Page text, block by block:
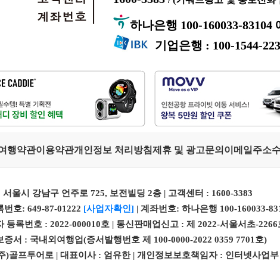
하나은행 100-160033-
기업은행 : 100-1544-
행약관이용약관개인정보 처리방침제휴 및 광고문의 이메일주소
울시 강남구 언주로 725, 보전빌딩 2층 | 고객센터 : 1600-3383
번호: 649-87-01222 [사업자확인] | 계좌번호: 하나은행 100-160033-
등록번호 : 2022-000010호 | 통신판매업신고 : 제 2022-서울서초-2266
증서 : 국내외여행업(증서발행번호 제 100-0000-2022 0359 7701호)
)골프투어로 | 대표이사 : 엄유한 | 개인정보보호책임자 : 인터넷사업부